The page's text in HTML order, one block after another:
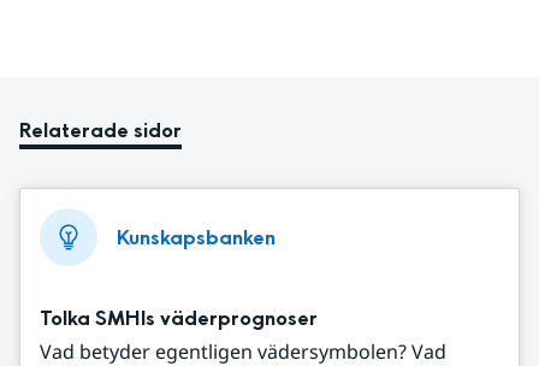
Relaterade sidor
Kunskapsbanken
Tolka SMHIs väderprognoser
Vad betyder egentligen vädersymbolen? Vad